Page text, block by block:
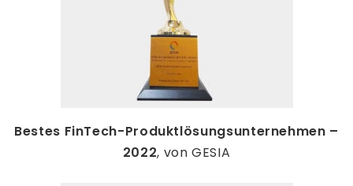
Bestes FinTech-Produktlösungsunternehmen –
2022, von GESIA